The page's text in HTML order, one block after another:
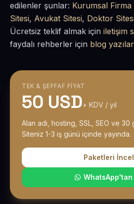
edilenler şunlar: Kurumsal Firma
Sitesi, Avukat Sitesi, Doktor
Ücretsiz teklif almak için iletişim
faydalı rehberler için blog
TEK & ŞEFFAF FIYAT
50 USD+ KDV / yıl
Alan adı, hosting, SSL, SEO ve
Siteniz 1-3 iş günü içinde yayında.
Paketleri
WhatsApp'tan